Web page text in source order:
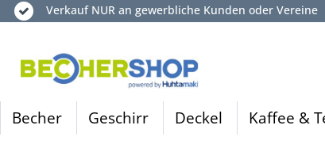
Verkauf NUR an gewerbliche Kunden oder Vereine
Becher Geschirr Deckel Kaffee &